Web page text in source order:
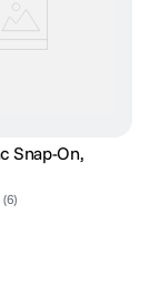
Snap-On,
(6)